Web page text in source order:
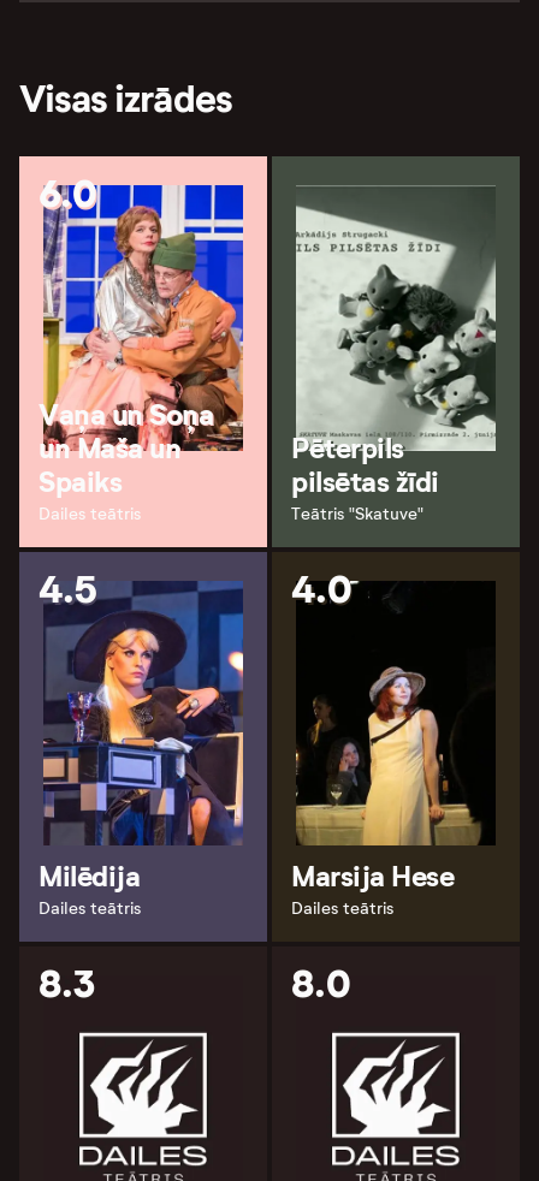
Visas izrādes
6.0
Vaņa un Soņa
un Maša un
Spaiks
Dailes teātris
Pēterpils
pilsētas žīdi
Teātris "Skatuve"
4.5
Milēdija
Dailes teātris
4.0
Marsija Hese
Dailes teātris
8.3 8.0